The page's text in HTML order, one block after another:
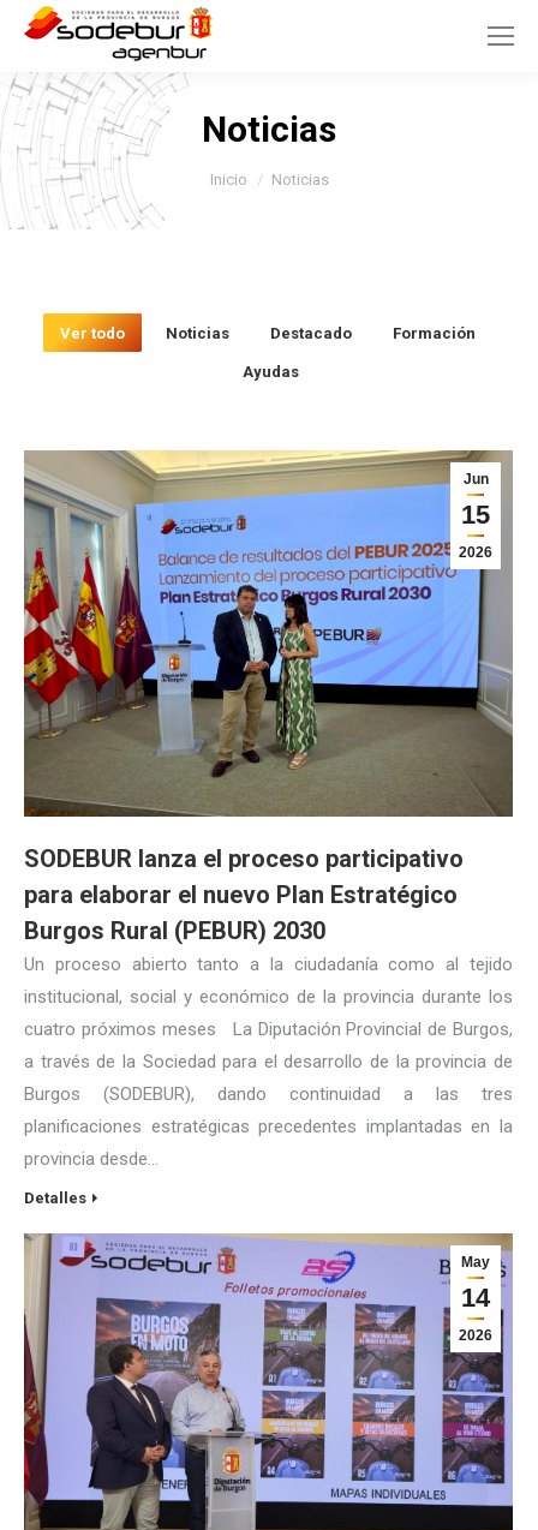
Noticias
Estás aquí: Inicio Noticias
Ver todo Noticias Destacado Formación
Ayudas
Jun
15
2026
SODEBUR lanza el proceso participativo
para elaborar el nuevo Plan Estratégico
Burgos Rural (PEBUR) 2030
Un proceso abierto tanto a la ciudadanía como al tejido
institucional, social y económico de la provincia durante los
cuatro próximos meses La Diputación Provincial de Burgos,
a través de la Sociedad para el desarrollo de la provincia de
Burgos (SODEBUR), dando continuidad a las tres
planificaciones estratégicas precedentes implantadas en la
provincia desde…
Detalles
May
14
2026